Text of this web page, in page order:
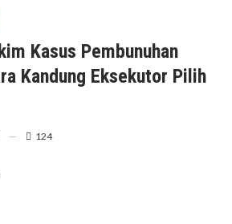
Kasus Pembunuhan
Kandung Eksekutor Pilih
124